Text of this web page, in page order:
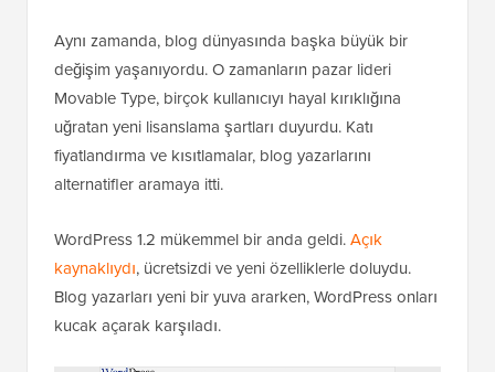
Aynı zamanda, blog dünyasında başka büyük bir
değişim yaşanıyordu. O zamanların pazar lideri
Movable Type, birçok kullanıcıyı hayal kırıklığına
uğratan yeni lisanslama şartları duyurdu. Katı
fiyatlandırma ve kısıtlamalar, blog yazarlarını
alternatifler aramaya itti.
WordPress 1.2 mükemmel bir anda geldi.Açık
kaynaklıydı, ücretsizdi ve yeni özelliklerle doluydu.
Blog yazarları yeni bir yuva ararken, WordPress onları
kucak açarak karşıladı.